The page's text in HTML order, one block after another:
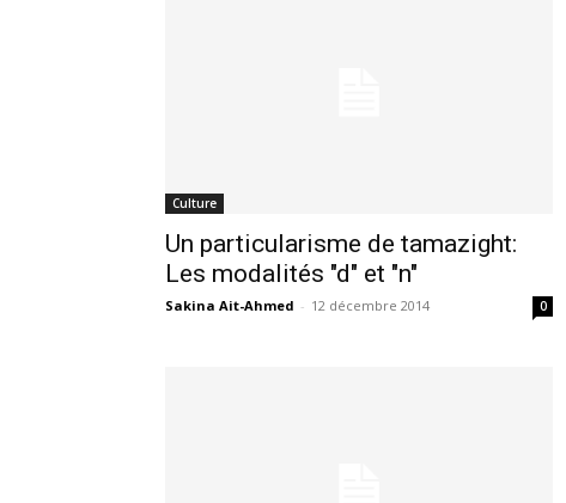
Culture
Un particularisme de tamazight:
Les modalités "d" et "n"
Sakina Ait-Ahmed - 12 décembre 2014 0